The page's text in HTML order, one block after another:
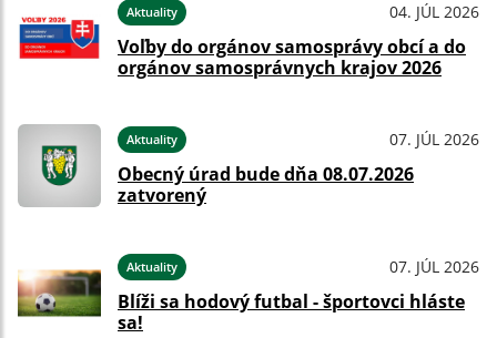
Aktuality 04. JÚL 2026
Voľby do orgánov samosprávy obcí a do
orgánov samosprávnych krajov 2026
Aktuality 07. JÚL 2026
Obecný úrad bude dňa 08.07.2026
zatvorený
Aktuality 07. JÚL 2026
Blíži sa hodový futbal - športovci hláste
sa!